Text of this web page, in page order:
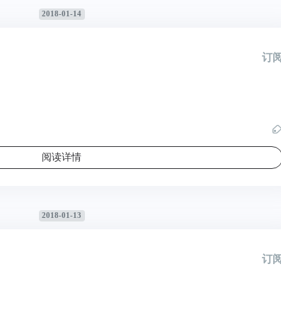
2018-01-14
订阅
阅读详情
2018-01-13
订阅